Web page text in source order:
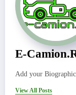
E-
Add your
View All Posts